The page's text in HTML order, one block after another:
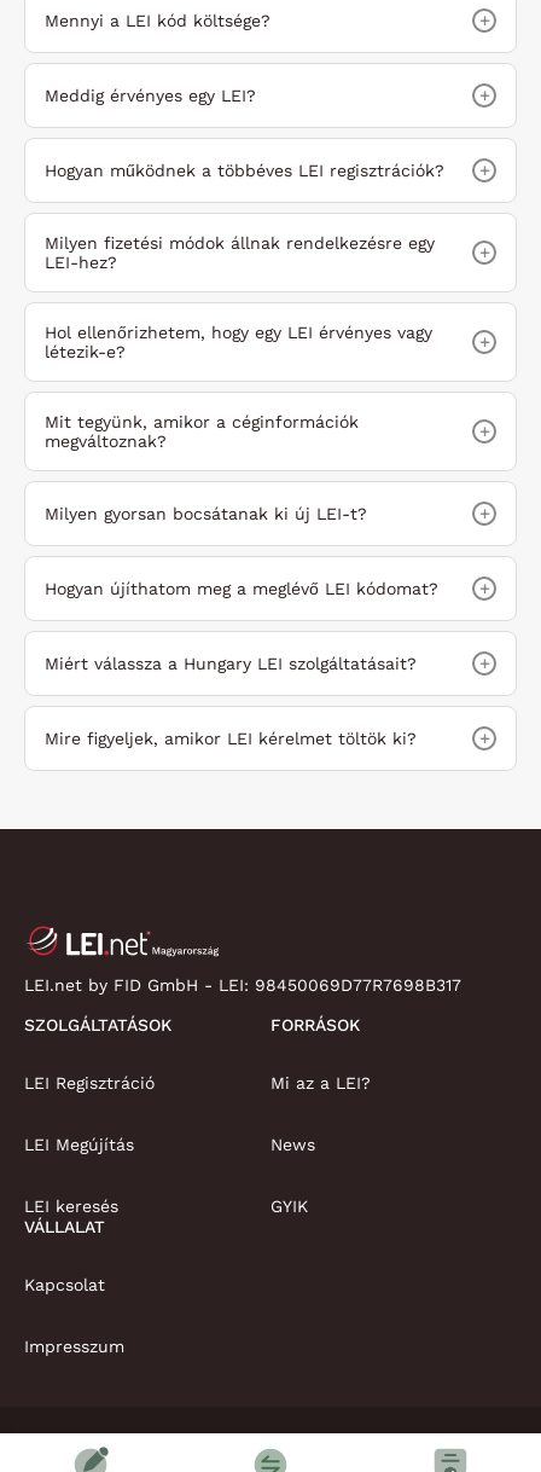
Mennyi a LEI kód költsége? +
Meddig érvényes egy LEI? +
Hogyan működnek a többéves LEI regisztrációk? +
Milyen fizetési módok állnak rendelkezésre egy
LEI-hez?
+
Hol ellenőrizhetem, hogy egy LEI érvényes vagy
létezik-e?
+
Mit tegyünk, amikor a céginformációk
megváltoznak?
+
Milyen gyorsan bocsátanak ki új LEI-t? +
Hogyan újíthatom meg a meglévő LEI kódomat? +
Miért válassza a Hungary LEI szolgáltatásait? +
Mire figyeljek, amikor LEI kérelmet töltök ki? +
LEI.net by FID GmbH - LEI: 98450069D77R7698B317
SZOLGÁLTATÁSOK
LEI Regisztráció
LEI Megújítás
LEI keresés
FORRÁSOK
Mi az a LEI?
News
GYIK
VÁLLALAT
Kapcsolat
Impresszum
Copyright © LEI.net Limited 2026 | Minden jog fenntartva